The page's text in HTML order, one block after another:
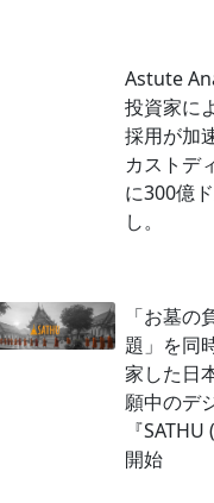
Astute
投資家に
採用が加
カストデ
に300億
し。
「お墓の
題」を同
家した日
願中のデ
『
開始